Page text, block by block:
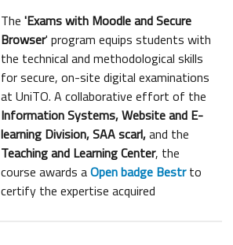
The'Exams with Moodle and Secure
Browser' program equips students with
the technical and methodological skills
for secure, on-site digital examinations
at UniTO. A collaborative effort of the
Information Systems, Website and E-
learning Division,SAA scarl,and the
Teaching and Learning Center, the
course awards aOpen badge Bestrto
certify the expertise acquired